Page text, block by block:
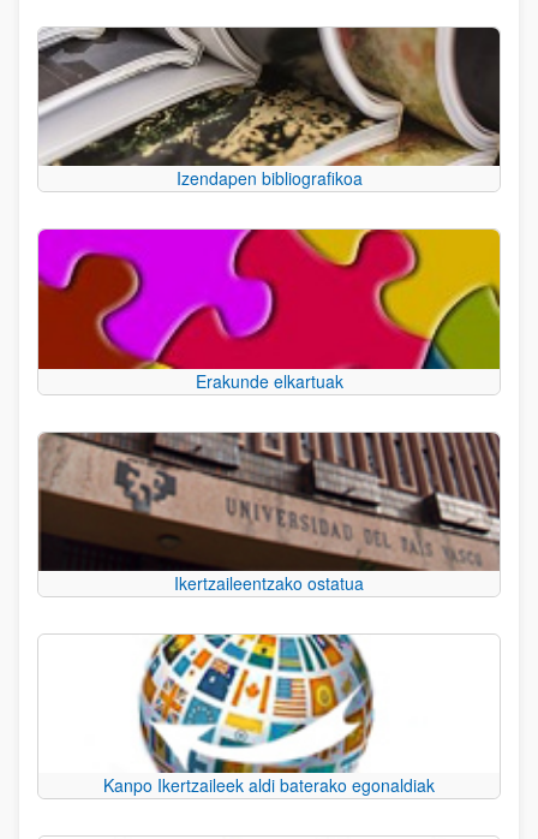
Izendapen bibliografikoa
Erakunde elkartuak
Ikertzaileentzako ostatua
Kanpo Ikertzaileek aldi baterako egonaldiak